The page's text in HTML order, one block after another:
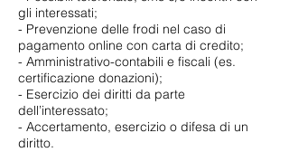
gli interessati;
- Prevenzione delle frodi nel caso di
pagamento online con carta di credito;
- Amministrativo-contabili e fiscali (es.
certificazione donazioni);
- Esercizio dei diritti da parte
dell’interessato;
- Accertamento, esercizio o difesa di un
diritto.